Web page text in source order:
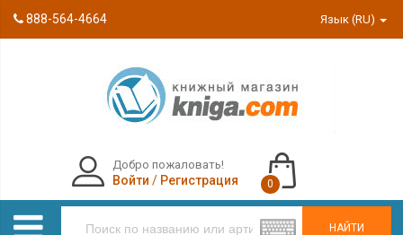
888-564-4664 Язык (RU)
НАЙТИ
Добро пожаловать!
Войти / Регистрация 0